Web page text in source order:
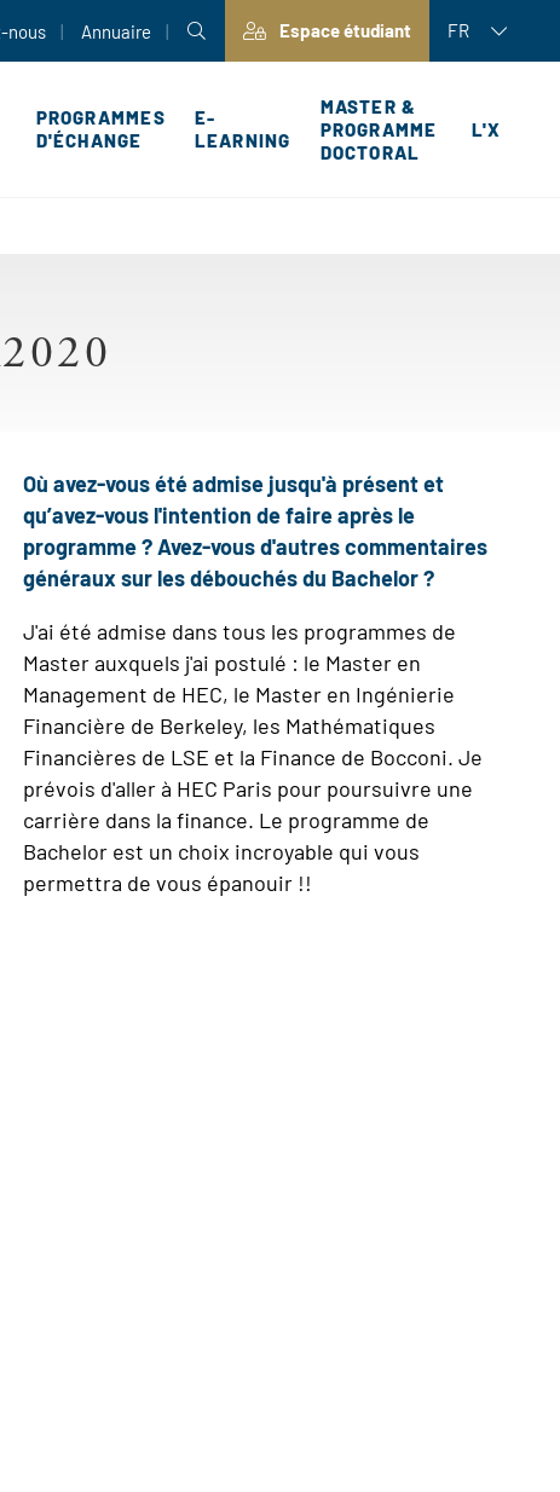
nous Annuaire Espace étudiant FR
PROGRAMMES
D'ÉCHANGE
E-
LEARNING
MASTER &
PROGRAMME
DOCTORAL
L'X
Où avez-vous été admise jusqu'à présent et
qu’avez-vous l'intention de faire après le
programme ? Avez-vous d'autres commentaires
généraux sur les débouchés du Bachelor ?
J'ai été admise dans tous les programmes de
Master auxquels j'ai postulé : le Master en
Management de HEC, le Master en Ingénierie
Financière de Berkeley, les Mathématiques
Financières de LSE et la Finance de Bocconi. Je
prévois d'aller à HEC Paris pour poursuivre une
carrière dans la finance. Le programme de
Bachelor est un choix incroyable qui vous
permettra de vous épanouir !!